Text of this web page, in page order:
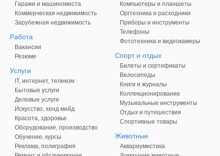
Гаражи и машиноместа
Коммерческая недвижимость
Зарубежная недвижимость
Работа
Вакансии
Резюме
Услуги
IT, интернет, телеком
Бытовые услуги
Деловые услуги
Искусство, хенд мейд
Красота, здоровье
Оборудование, производство
Обучение, курсы
Реклама, полиграфия
Компьютеры и планшеты
Оргтехника и расходники
Приборы и инструменты
Телефоны
Фототехника и видеокамеры
Спорт и отдых
Билеты и сертификаты
Велосипеды
Книги и журналы
Коллекционирование
Музыкальные инструменты
Отдых и путешествия
Спортивные товары
Животные
Аквариумистика